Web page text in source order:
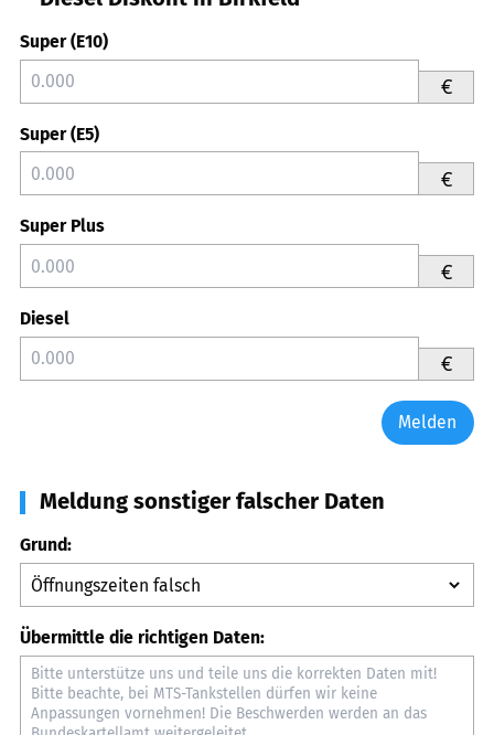
Super (E10)
€
Super (E5)
€
Super Plus
€
Diesel
€
Melden
Meldung sonstiger falscher Daten
Grund:
Übermittle die richtigen Daten: